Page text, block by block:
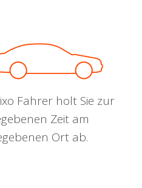
Fahrer holt Sie zur
Zeit am
Ort ab.